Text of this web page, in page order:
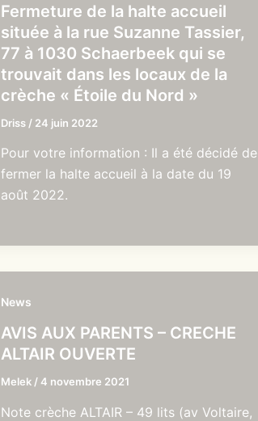
Fermeture de la halte accueil
située à la rue Suzanne Tassier,
77 à 1030 Schaerbeek qui se
trouvait dans les locaux de la
crèche « Étoile du Nord »
Driss / 24 juin 2022
Pour votre information : Il a été décidé de
fermer la halte accueil à la date du 19
août 2022.
News
AVIS AUX PARENTS – CRECHE
ALTAIR OUVERTE
Melek /4 novembre 2021
Note crèche ALTAIR – 49 lits (av Voltaire,